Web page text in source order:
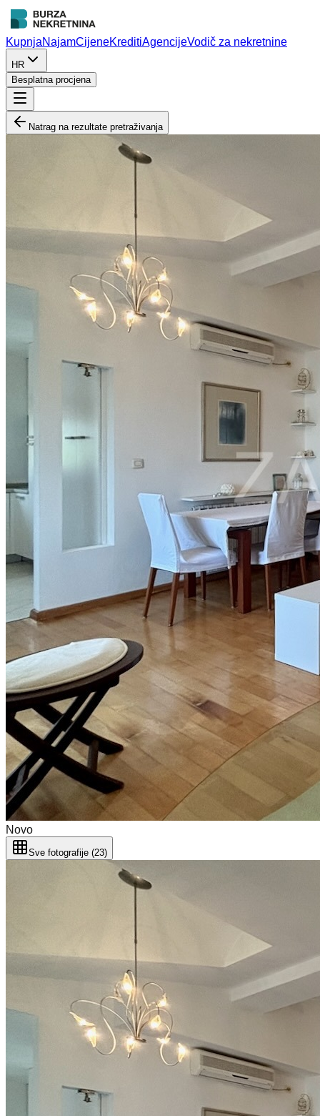
KupnjaNajamCijeneKreditiAgencijeVodič za nekretnine
HR
Besplatna procjena
Natrag na rezultate pretraživanja
Novo
Sve fotografije (23)